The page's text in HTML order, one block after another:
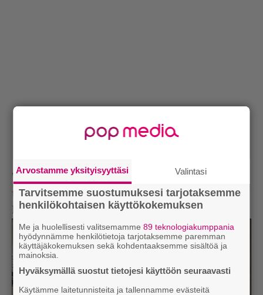
”Rauhallinen kappale, joka
Takapihan lapsien
tapaan haikailee menneiden perään. Omistettu
kotipaikalemme Lähderannalle.”
Arvostamme yksityisyyttäsi Valintasi
Tarvitsemme suostumuksesi tarjotaksemme
henkilökohtaisen käyttökokemuksen
Me ja huolellisesti valitsemamme89 teknologiakumppania
hyödynnämme henkilötietoja tarjotaksemme paremman
käyttäjäkokemuksen sekä kohdentaaksemme sisältöä ja
mainoksia.
Hyväksymällä suostut tietojesi käyttöön seuraavasti
Käytämme laitetunnisteita ja tallennamme evästeitä